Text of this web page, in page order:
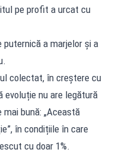
pe profit a urcat cu
a marjelor și a
colectat, în creștere cu
evoluție nu are legătură
bună: „Această
în condițiile în care
cu doar 1%.